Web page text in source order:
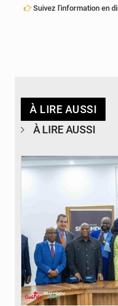
Suivez l'information en
À LIRE AUSSI
À LIRE AUSSI